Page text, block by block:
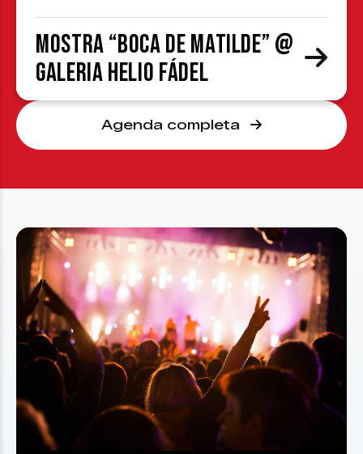
Mostra “Boca de Matilde” @
Galeria Helio Fádel
Agenda completa